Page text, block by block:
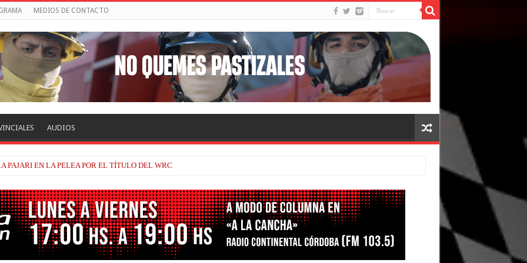
MEDIOS DE CONTACTO
AUDIOS
A PAJARI EN LA PELEA POR EL TÍTULO DEL WRC
A CONTINUIDAD